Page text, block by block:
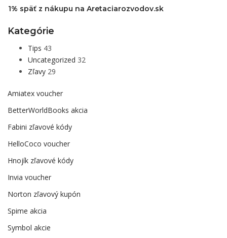
1% späť z nákupu na Aretaciarozvodov.sk
Kategórie
Tips 43
Uncategorized 32
Zľavy 29
Amiatex voucher
BetterWorldBooks akcia
Fabini zľavové kódy
HelloCoco voucher
Hnojík zľavové kódy
Invia voucher
Norton zľavový kupón
Spime akcia
Symbol akcie